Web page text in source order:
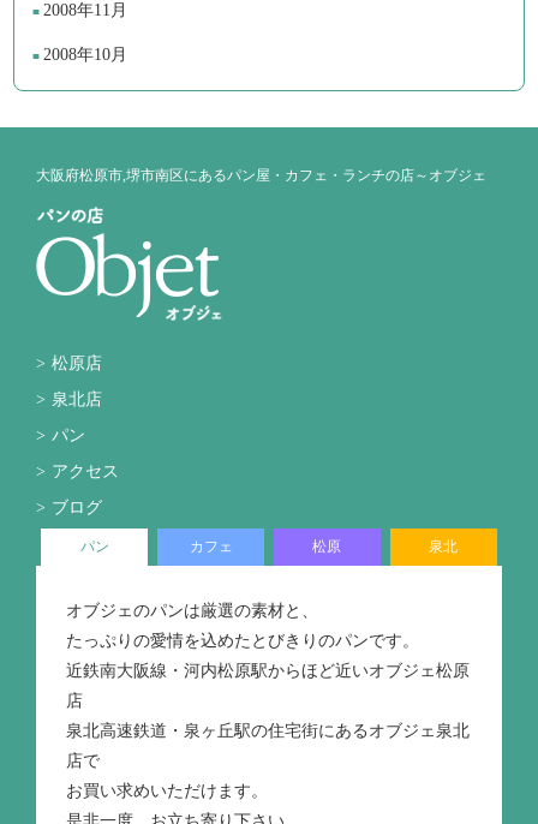
2008年11月
2008年10月
大阪府松原市,堺市南区にあるパン屋・カフェ・ランチの店～オブジェ
松原店
泉北店
パン
アクセス
ブログ
パン カフェ 松原 泉北
オブジェのパンは厳選の素材と、
たっぷりの愛情を込めたとびきりのパンです。
近鉄南大阪線・河内松原駅からほど近いオブジェ松原
店
泉北高速鉄道・泉ヶ丘駅の住宅街にあるオブジェ泉北
店で
お買い求めいただけます。